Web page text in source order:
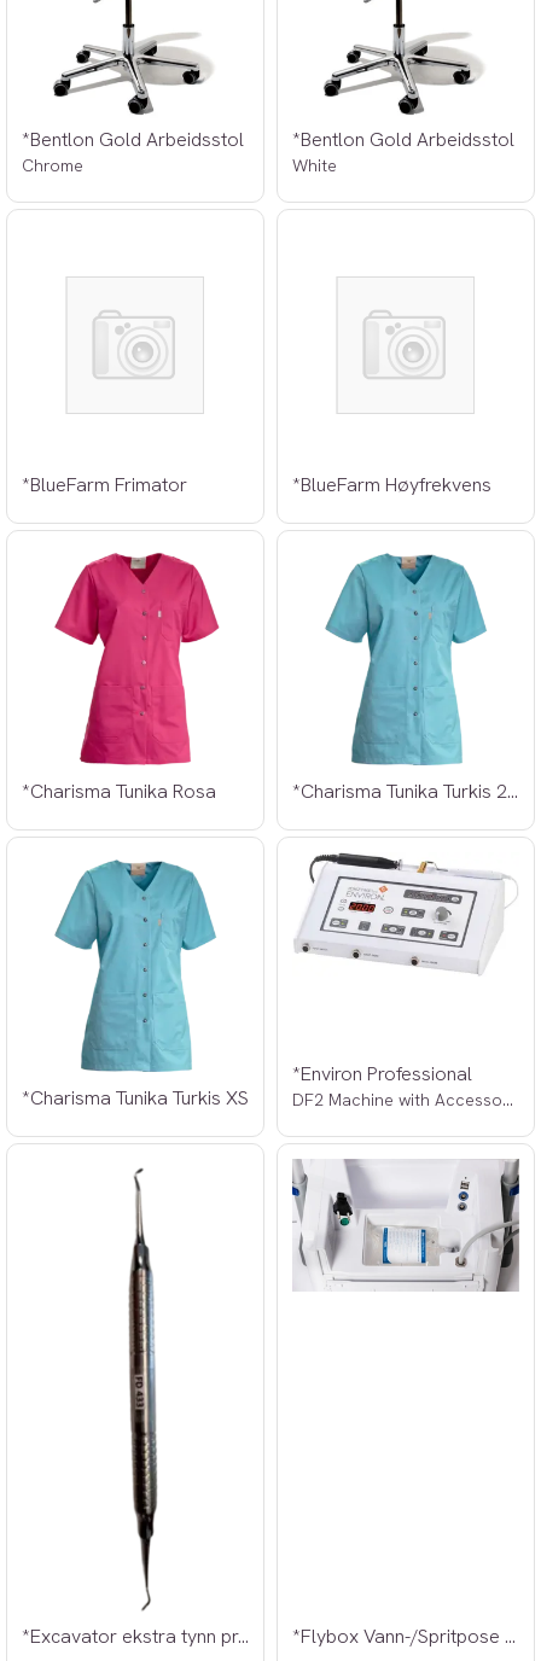
*Bentlon Gold Arbeidsstol
Chrome
*Bentlon Gold Arbeidsstol
White
*BlueFarm Frimator *BlueFarm Høyfrekvens
*Charisma Tunika Rosa *Charisma Tunika Turkis 2XL
*Charisma Tunika Turkis XS
*Environ Professional
DF2 Machine with Accessories
*Excavator ekstra tynn prof. *Flybox Vann-/Spritpose 250ml